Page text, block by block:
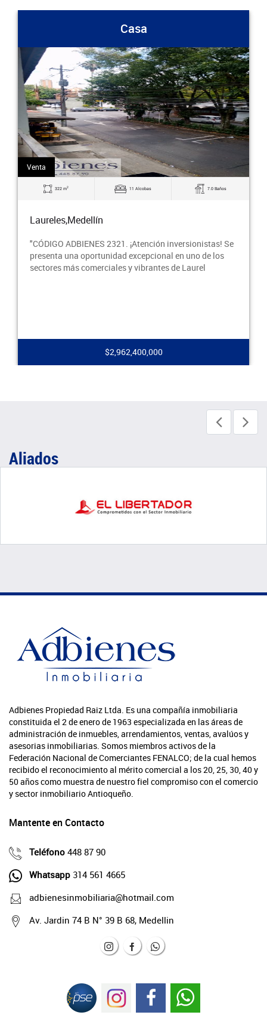
Casa
Venta
322 m2 11 Alcobas 7.0 Baños
Laureles,Medellín
"CÓDIGO ADBIENES 2321. ¡Atención inversionistas! Se
presenta una oportunidad excepcional en uno de los
sectores más comerciales y vibrantes de Laurel
$2,962,400,000
Aliados
Adbienes Propiedad Raiz Ltda. Es una compañía inmobiliaria
constituida el 2 de enero de 1963 especializada en las áreas de
administración de inmuebles, arrendamientos, ventas, avalúos y
asesorias inmobiliarias. Somos miembros activos de la
Federación Nacional de Comerciantes FENALCO; de la cual hemos
recibido el reconocimiento al mérito comercial a los 20, 25, 30, 40 y
50 años como muestra de nuestro fiel compromiso con el comercio
y sector inmobiliario Antioqueño.
Mantente en Contacto
Teléfono 448 87 90
Whatsapp 314 561 4665
adbienesinmobiliaria@hotmail.com
Av. Jardin 74 B N° 39 B 68, Medellin